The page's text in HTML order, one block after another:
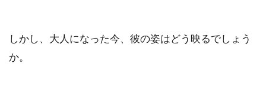
しかし、大人になった今、彼の姿はどう映るでしょう
か。